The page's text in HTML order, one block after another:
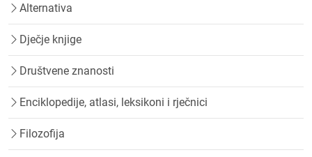
Alternativa
Dječje knjige
Društvene znanosti
Enciklopedije, atlasi, leksikoni i rječnici
Filozofija